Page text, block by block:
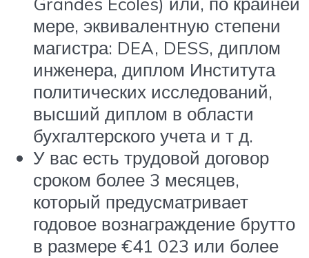
мере, эквивалентную степени
магистра: DEA, DESS, диплом
инженера, диплом Института
политических исследований,
высший диплом в области
бухгалтерского учета и т д.
У вас есть трудовой договор
сроком более 3 месяцев,
который предусматривает
годовое вознаграждение брутто
в размере €41 023 или более